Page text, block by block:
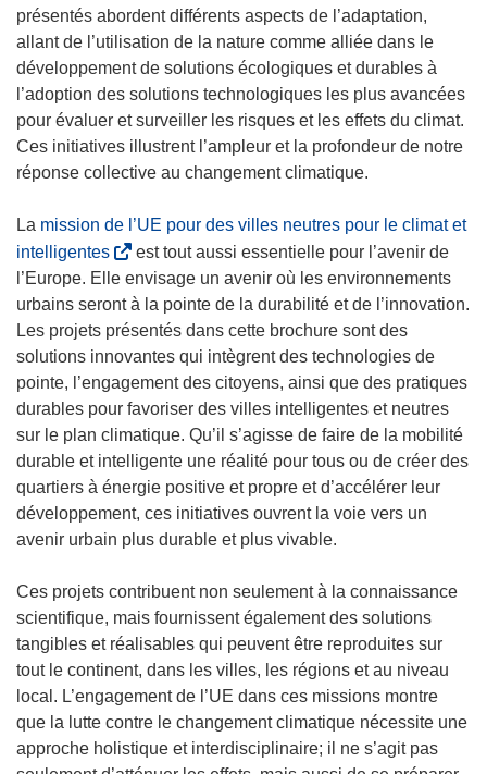
o
u
v
r
e
d
a
s
u
n
e
n
o
u
v
e
l
e
f
n
ê
t
r
e
)
présentés abordent différents aspects de l’adaptation,
allant de l’utilisation de la nature comme alliée dans le
développement de solutions écologiques et durables à
l’adoption des solutions technologiques les plus avancées
pour évaluer et surveiller les risques et les effets du climat.
Ces initiatives illustrent l’ampleur et la profondeur de notre
réponse collective au changement climatique.
La mission de l’UE pour des villes neutres pour le climat et
intelligentes(
s
’
o
u
v
r
e
d
a
n
s
n
e
n
o
u
v
e
est tout aussi essentielle pour l’avenir de
l’Europe. Elle envisage un avenir où les environnements
urbains seront à la pointe de la durabilité et de l’innovation.
Les projets présentés dans cette brochure sont des
solutions innovantes qui intègrent des technologies de
pointe, l’engagement des citoyens, ainsi que des pratiques
durables pour favoriser des villes intelligentes et neutres
sur le plan climatique. Qu’il s’agisse de faire de la mobilité
durable et intelligente une réalité pour tous ou de créer des
quartiers à énergie positive et propre et d’accélérer leur
développement, ces initiatives ouvrent la voie vers un
avenir urbain plus durable et plus vivable.
Ces projets contribuent non seulement à la connaissance
scientifique, mais fournissent également des solutions
tangibles et réalisables qui peuvent être reproduites sur
tout le continent, dans les villes, les régions et au niveau
local. L’engagement de l’UE dans ces missions montre
que la lutte contre le changement climatique nécessite une
approche holistique et interdisciplinaire; il ne s’agit pas